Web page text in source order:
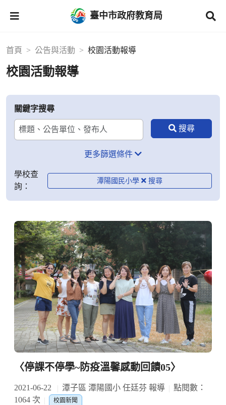
臺中市政府教育局
首頁 公告與活動 校園活動報導
校園活動報導
關鍵字搜尋
更多篩選條件
學校查
詢：
潭陽國民小學
〈停課不停學~防疫溫馨感動回饋05〉
2021-06-22 潭子區 潭陽國小 任廷芬 報導
點閱數：
1064 次
校園新聞